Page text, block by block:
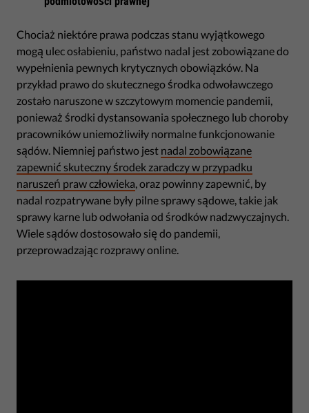
Chociaż niektóre prawa podczas stanu wyjątkowego
mogą ulec osłabieniu, państwo nadal jest zobowiązane do
wypełnienia pewnych krytycznych obowiązków. Na
przykład prawo do skutecznego środka odwoławczego
zostało naruszone w szczytowym momencie pandemii,
ponieważ środki dystansowania społecznego lub choroby
pracowników uniemożliwiły normalne funkcjonowanie
sądów. Niemniej państwo jest nadal zobowiązane
zapewnić skuteczny środek zaradczy w przypadku
naruszeń praw człowieka, oraz powinny zapewnić, by
nadal rozpatrywane były pilne sprawy sądowe, takie jak
sprawy karne lub odwołania od środków nadzwyczajnych.
Wiele sądów dostosowało się do pandemii,
przeprowadzając rozprawy online.